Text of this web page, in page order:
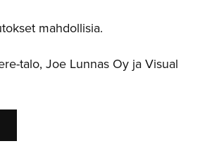
mahdollisia.
talo, Joe Lunnas Oy ja Visual